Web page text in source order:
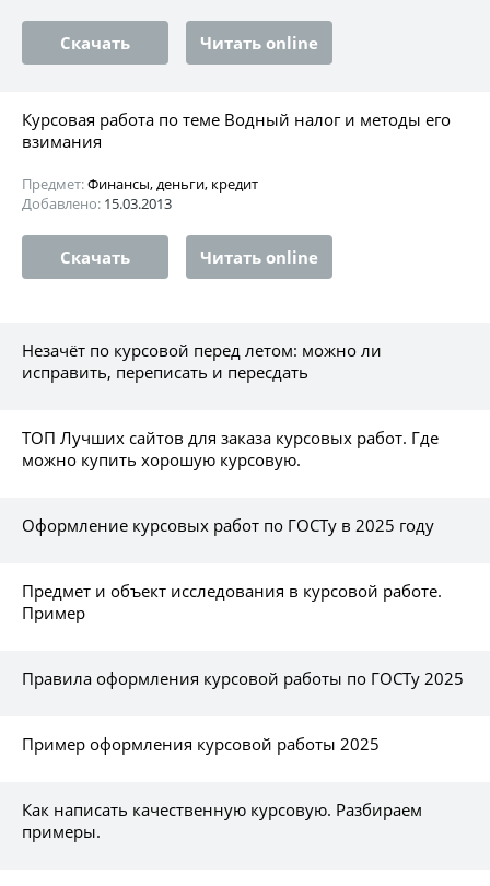
Скачать Читать online
Курсовая работа по теме Водный налог и методы его
взимания
Предмет:Финансы, деньги, кредит
Добавлено: 15.03.2013
Скачать Читать online
Незачёт по курсовой перед летом: можно ли
исправить, переписать и пересдать
ТОП Лучших сайтов для заказа курсовых работ. Где
можно купить хорошую курсовую.
Оформление курсовых работ по ГОСТу в 2025 году
Предмет и объект исследования в курсовой работе.
Пример
Правила оформления курсовой работы по ГОСТу 2025
Пример оформления курсовой работы 2025
Как написать качественную курсовую. Разбираем
примеры.